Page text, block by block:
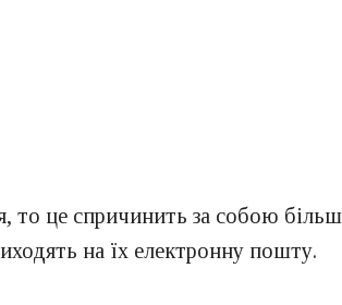
то це спричинить за собою більш
на їх електронну пошту.